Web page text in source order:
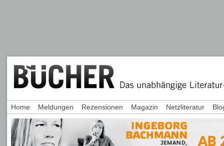
Home Meldungen Rezensionen Magazin Netzliteratur